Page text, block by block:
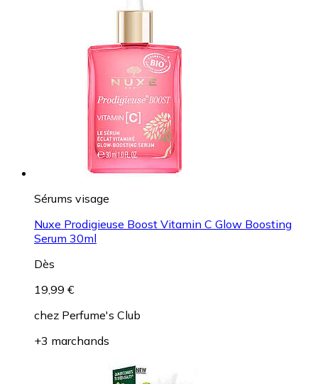
Sérums visage
Nuxe Prodigieuse Boost Vitamin C Glow Boosting
Serum 30ml
Dès
19,99 €
chez Perfume's Club
+3 marchands